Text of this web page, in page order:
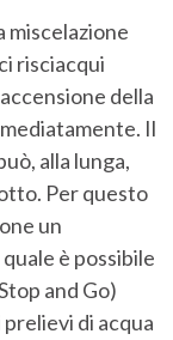
miscelazione
risciacqui
della
Il
alla lunga,
Per questo
un
è possibile
and Go)
di acqua